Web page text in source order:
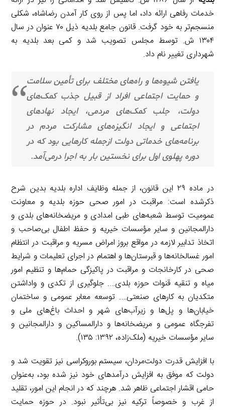
خدمات رفاهی ارائه داد، اما پس از روی کار آمدن رضاشاه، شکلی
منسجم‌تر به خود گرفت. قانون جامع بلدیه ذیل ۷۰ عنوان در سال
۱۳۰۴ ش. توسط مجلس تصویب شد و کمی بعد بلدیه به
شهرداری تغییر نام داد.
یافتن شیوه‌ها و راه‌های مختلف برای تأمین سلامت
و حمایت اجتماعی افراد از قبیل جذب کمک‌های
دولت، جلب کمک‌های مردمی، ایجاد نهادهای
اجتماعی و ایجاد انگیزه‌های مشارکت مردم در
برنامه‌های خدماتی دولت ازجمله کارهایی بود که در
دوره پهلوی اول برای نخستین بار به اجرا درمی‌آمد.
در ماده ۲۹ این قانون، از جمله وظایف اداره بلدیه بدین شرح
ذکرشده است: مراقبت در امور صحی حوزه بلدیه و معاونت
عمومیت توسط شعبه‌های طبی امدادی و مریضخانه‌های بلدی و
دارالمجانین و سایر مؤسسات خیریه و حفظ اطفال بی‌صاحب و
اتخاذ تدابیر لازمه در مواقع بروز امراض مسریه و مراقبت در انتظام
امور غسالخانه‌ها و قبرستان‌ها و اهتمام در اجرای تعلیمات و شرایط
صحی در کارخانجات و مراقبت در پاکیزگی حمام‌ها و تنظیم امور
میاه و تنقیه قنوات حوزه بلدی…. جلوگیری از تکدی و واداشتن
متکدیان به کارهای صنعتی…. توسعه معابر عمومی و ساختمان
خیابان‌ها و پل‌ها و زیرآب‌های شهر و احداث باغ‌های ملی و
تفرجگاه عمومی و مریضخانه‌ها و دارالمساکین و دارالمجانین و
سایر مؤسسات خیریه (ملک‌زاده، ۱۳۹۲: ۱۳۵).
با افزایش قدرت دولت‌مردان، سیستم بوروکراسی نیز تقویت شد و
دولت که موفق به افزایش درآمدهای خود نیز شده بود، به‌عنوان
حامی اقشار اجتماعی ظاهر شد. هرچند که در انجام این امور، تقلید
از غرب و خصوصاً ترکیه نیز بی‌تأثیر نبود. در حوزه حمایت